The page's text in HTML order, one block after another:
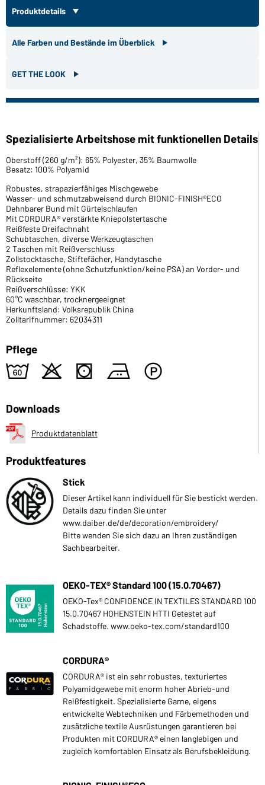
Produktdetails
Alle Farben und Bestände im Überblick
GET THE LOOK
Spezialisierte Arbeitshose mit funktionellen Details
Oberstoff (260 g/m²): 65% Polyester, 35% Baumwolle
Besatz: 100% Polyamid
Robustes, strapazierfähiges Mischgewebe
Wasser- und schmutzabweisend durch BIONIC-FINISH®ECO
Dehnbarer Bund mit Gürtelschlaufen
Mit CORDURA® verstärkte Kniepolstertasche
Reißfeste Dreifachnaht
Schubtaschen, diverse Werkzeugtaschen
2 Taschen mit Reißverschluss
Zollstocktasche, Stiftefächer, Handytasche
Reflexelemente (ohne Schutzfunktion/keine PSA) an Vorder- und
Rückseite
Reißverschlüsse: YKK
60°C waschbar, trocknergeeignet
Herkunftsland: Volksrepublik China
Zolltarifnummer: 62034311
Pflege
4 o s b W
Downloads
Produktdatenblatt
Produktfeatures
Stick
Dieser Artikel kann individuell für Sie bestickt werden.
Details dazu finden Sie unter
www.daiber.de/de/decoration/embroidery/
Bitte wenden Sie sich dazu an Ihren zuständigen
Sachbearbeiter.
OEKO-TEX® Standard 100 (15.0.70467)
OEKO-Tex® CONFIDENCE IN TEXTILES STANDARD 100
15.0.70467 HOHENSTEIN HTTI Getestet auf
Schadstoffe. www.oeko-tex.com/standard100
CORDURA®
CORDURA® ist ein sehr robustes, texturiertes
Polyamidgewebe mit enorm hoher Abrieb-und
Reißfestigkeit. Spezialisierte Garne, eigens
entwickelte Webtechniken und Färbemethoden und
zusätzliche textile Ausrüstungen garantieren bei
Produkten mit CORDURA® einen langlebigen und
zugleich komfortablen Einsatz als Berufsbekleidung.